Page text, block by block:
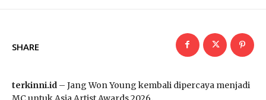
SHARE
terkinni.id – Jang Won Young kembali dipercaya menjadi